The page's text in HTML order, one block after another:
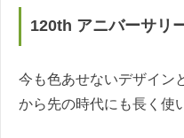
120th アニバーサリ
今も色あせないデザイン
から先の時代にも長く使